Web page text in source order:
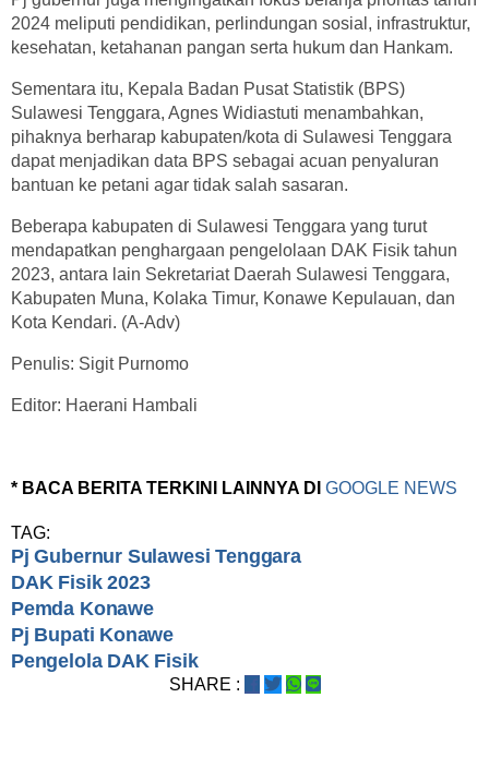
2024 meliputi pendidikan, perlindungan sosial, infrastruktur,
kesehatan, ketahanan pangan serta hukum dan Hankam.
Sementara itu, Kepala Badan Pusat Statistik (BPS)
Sulawesi Tenggara, Agnes Widiastuti menambahkan,
pihaknya berharap kabupaten/kota di Sulawesi Tenggara
dapat menjadikan data BPS sebagai acuan penyaluran
bantuan ke petani agar tidak salah sasaran.
Beberapa kabupaten di Sulawesi Tenggara yang turut
mendapatkan penghargaan pengelolaan DAK Fisik tahun
2023, antara lain Sekretariat Daerah Sulawesi Tenggara,
Kabupaten Muna, Kolaka Timur, Konawe Kepulauan, dan
Kota Kendari. (A-Adv)
Penulis: Sigit Purnomo
Editor: Haerani Hambali
* BACA BERITA TERKINI LAINNYA DI GOOGLE NEWS
TAG:
Pj Gubernur Sulawesi Tenggara
DAK Fisik 2023
Pemda Konawe
Pj Bupati Konawe
Pengelola DAK Fisik
SHARE :